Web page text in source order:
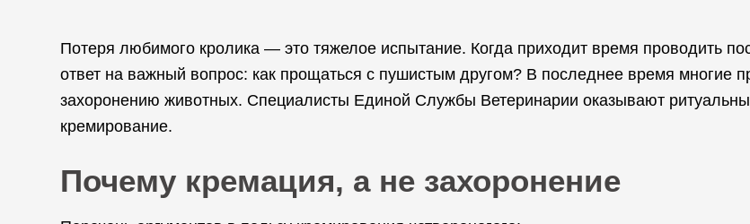
Потеря любимого кролика — это тяжелое испытание. Когда приходит время проводить
ответ на важный вопрос: как прощаться с пушистым другом? В последнее время многие
захоронению животных. Специалисты Единой Службы Ветеринарии оказывают
кремирование.
Почему кремация, а не захоронение